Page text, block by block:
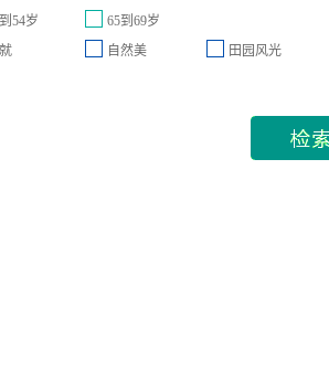
54岁
65到69岁
自然美
田园风光